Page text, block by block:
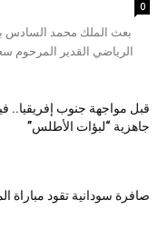
0
الرياضي القدير المرحوم
قبل مواجهة جنوب إفريقيا..
جاهزية “لبؤات الأطلس”
صافرة سودانية تقود مباراة